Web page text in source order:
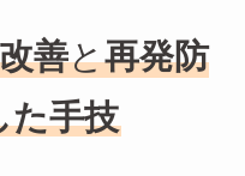
善と再発防
た手技